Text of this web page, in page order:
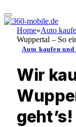
Home»Auto
Wuppertal – So
Auto kaufen
Wir
geht’s!